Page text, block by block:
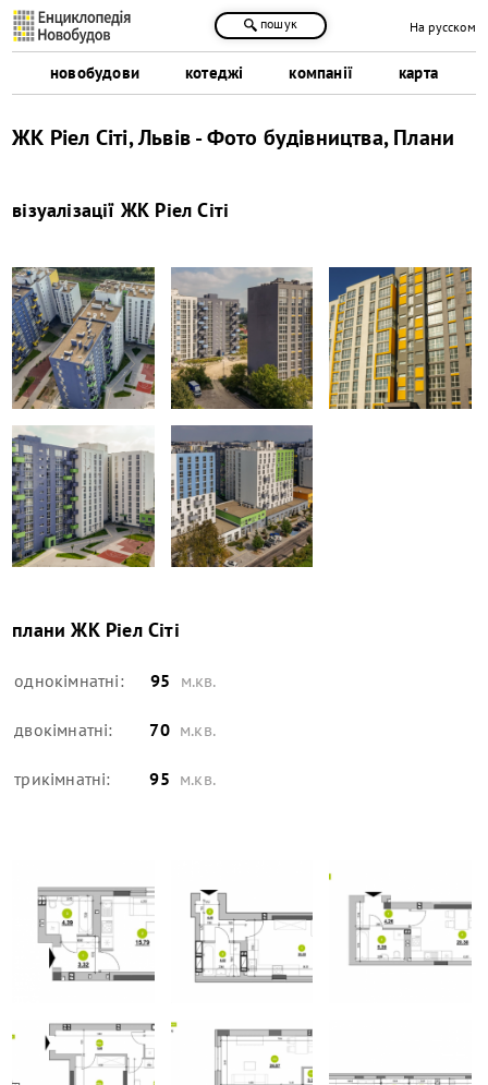
новобудови котеджі компанії карта
пошук На русском
ЖК Ріел Сіті, Львів - Фото будівництва, Плани
візуалізації ЖК Ріел Сіті
планиЖК Ріел Сіті
однокімнатні: 95 м.кв.
двокімнатні: 70 м.кв.
трикімнатні: 95 м.кв.